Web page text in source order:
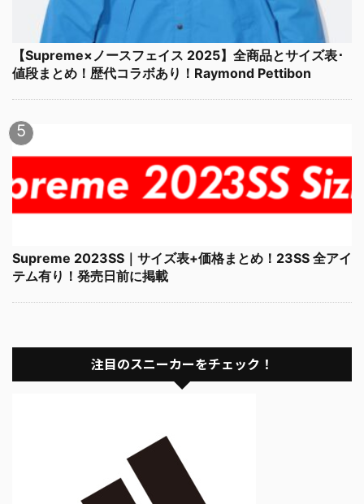
【Supreme×ノースフェイス 2025】全商品とサイズ表･
値段まとめ！歴代コラボあり！Raymond Pettibon
Supreme 2023SS｜サイズ表+価格まとめ！23SS 全アイ
テム有り！発売日前に掲載
注目のスニーカーをチェック！